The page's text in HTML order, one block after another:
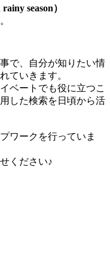
season）
で、自分が知りたい情
ていきます。
ベートでも役に立つこ
した検索を日頃から活
ワークを行っていま
ください♪